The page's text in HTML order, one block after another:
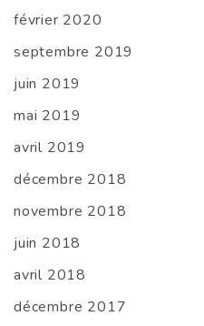
février 2020
septembre 2019
juin 2019
mai 2019
avril 2019
décembre 2018
novembre 2018
juin 2018
avril 2018
décembre 2017